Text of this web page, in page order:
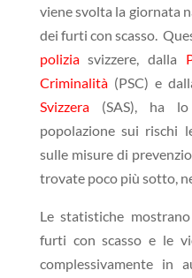
viene svolta la giornata
dei furti con scasso.
poliziasvizzere, dalla
Criminalità(PSC) e
Svizzera(SAS), ha lo
popolazione sui rischi
sulle misure di
trovate poco più sotto,
Le statistiche
furti con scasso e le
complessivamente in